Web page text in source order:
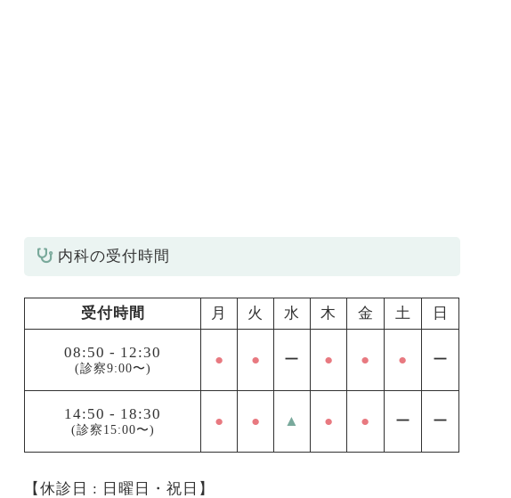
内科の受付時間
受付時間 月 火 水 木 金 土 日
08:50 - 12:30
(診察9:00〜)
● ● ー ● ● ● ー
14:50 - 18:30
(診察15:00〜)
● ● ▲ ● ● ー ー
【休診日 : 日曜日・祝日】